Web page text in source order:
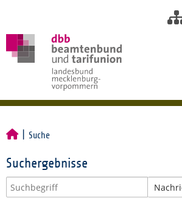
Suche
Suchergebnisse